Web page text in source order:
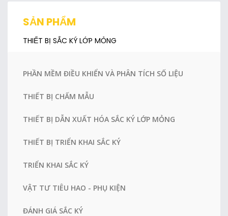
SẢN PHẨM
THIẾT BỊ SẮC KÝ LỚP MỎNG
PHẦN MỀM ĐIỀU KHIỂN VÀ PHÂN TÍCH SỐ LIỆU
THIẾT BỊ CHẤM MẪU
THIẾT BỊ DẪN XUẤT HÓA SẮC KÝ LỚP MỎNG
THIẾT BỊ TRIỂN KHAI SẮC KÝ
TRIỂN KHAI SẮC KÝ
VẬT TƯ TIÊU HAO - PHỤ KIỆN
ĐÁNH GIÁ SẮC KÝ